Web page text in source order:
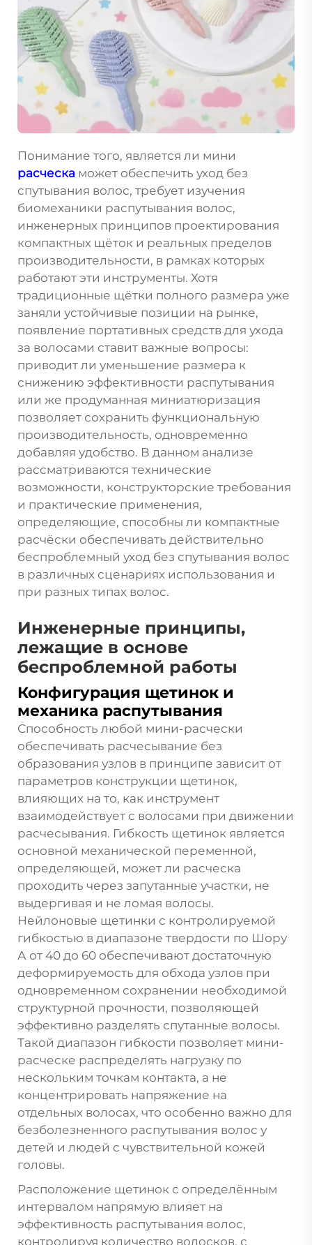
Понимание того, является ли мини
расческа может обеспечить уход без
спутывания волос, требует изучения
биомеханики распутывания волос,
инженерных принципов проектирования
компактных щёток и реальных пределов
производительности, в рамках которых
работают эти инструменты. Хотя
традиционные щётки полного размера уже
заняли устойчивые позиции на рынке,
появление портативных средств для ухода
за волосами ставит важные вопросы:
приводит ли уменьшение размера к
снижению эффективности распутывания
или же продуманная миниатюризация
позволяет сохранить функциональную
производительность, одновременно
добавляя удобство. В данном анализе
рассматриваются технические
возможности, конструкторские требования
и практические применения,
определяющие, способны ли компактные
расчёски обеспечивать действительно
беспроблемный уход без спутывания волос
в различных сценариях использования и
при разных типах волос.
Инженерные принципы,
лежащие в основе
беспроблемной работы
Конфигурация щетинок и
механика распутывания
Способность любой мини-расчески
обеспечивать расчесывание без
образования узлов в принципе зависит от
параметров конструкции щетинок,
влияющих на то, как инструмент
взаимодействует с волосами при движении
расчесывания. Гибкость щетинок является
основной механической переменной,
определяющей, может ли расческа
проходить через запутанные участки, не
выдергивая и не ломая волосы.
Нейлоновые щетинки с контролируемой
гибкостью в диапазоне твердости по Шору
А от 40 до 60 обеспечивают достаточную
деформируемость для обхода узлов при
одновременном сохранении необходимой
структурной прочности, позволяющей
эффективно разделять спутанные волосы.
Такой диапазон гибкости позволяет мини-
расческе распределять нагрузку по
нескольким точкам контакта, а не
концентрировать напряжение на
отдельных волосах, что особенно важно для
безболезненного распутывания волос у
детей и людей с чувствительной кожей
головы.
Расположение щетинок с определённым
интервалом напрямую влияет на
эффективность распутывания волос,
контролируя количество волосков, с